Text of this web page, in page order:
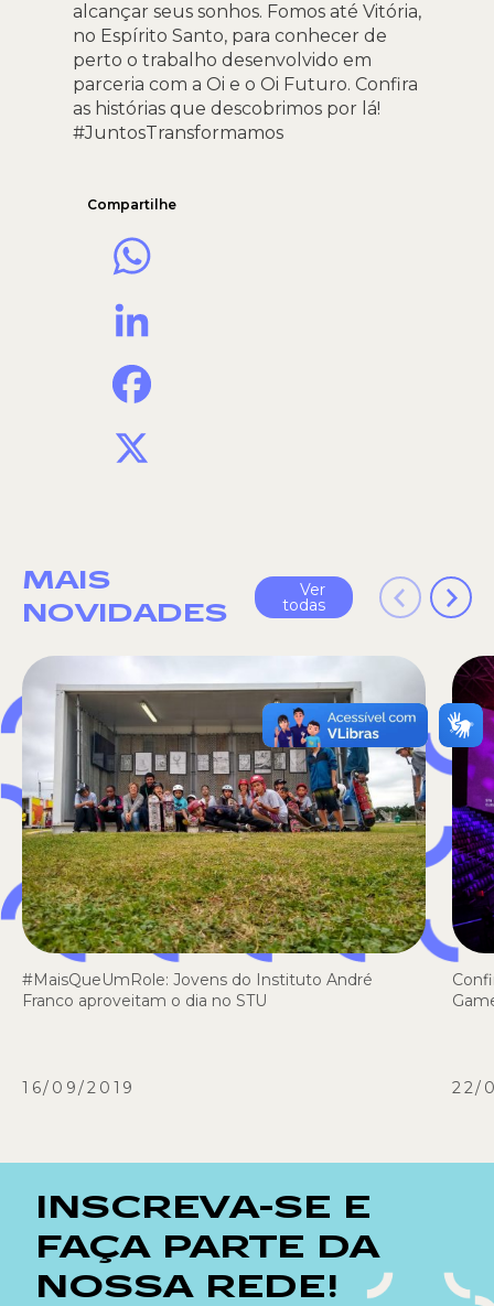
alcançar seus sonhos. Fomos até Vitória,
no Espírito Santo, para conhecer de
perto o trabalho desenvolvido em
parceria com a Oi e o Oi Futuro. Confira
as histórias que descobrimos por lá!
#JuntosTransformamos
Compartilhe
MAIS
NOVIDADES
Ver
todas
#MaisQueUmRole: Jovens do Instituto André
Franco aproveitam o dia no STU
16/09/2019 22/
INSCREVA-SE E
FAÇA PARTE DA
NOSSA REDE!